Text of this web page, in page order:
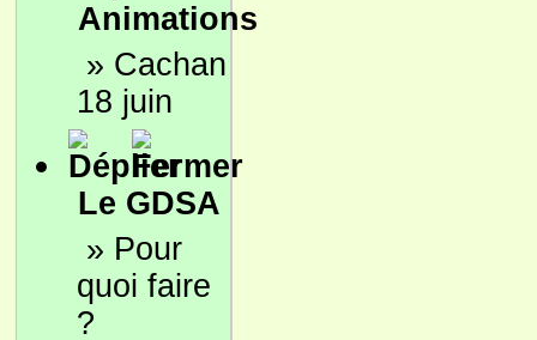
Animations
» Cachan
18 juin
Le GDSA
» Pour
quoi faire
?